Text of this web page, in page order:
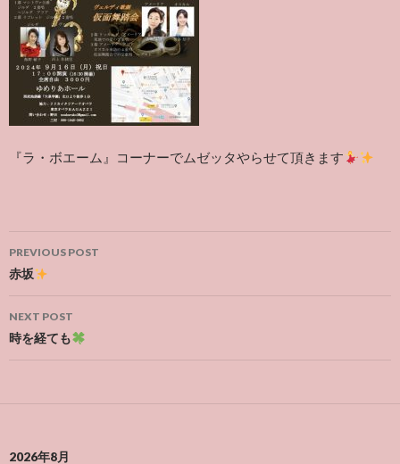
『ラ・ボエーム』コーナーでムゼッタやらせて頂きます
Post
navigation
PREVIOUS POST
赤坂
NEXT POST
時を経ても
2026年8月